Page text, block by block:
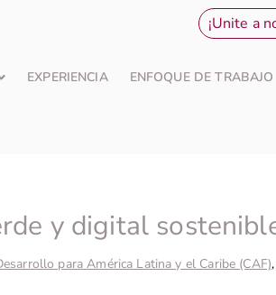
¡Unite a
EXPERIENCIA ENFOQUE DE TRABAJO
y digital
para América Latina y el Caribe (CAF),